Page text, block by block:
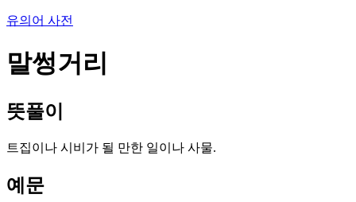
유의어 사전
말썽거리
뜻풀이
트집이나 시비가 될 만한 일이나 사물.
예문